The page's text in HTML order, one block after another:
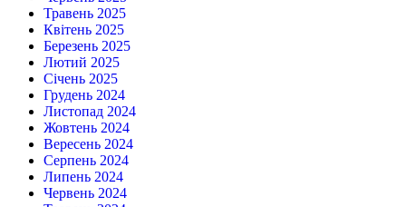
Травень 2025
Квітень 2025
Березень 2025
Лютий 2025
Січень 2025
Грудень 2024
Листопад 2024
Жовтень 2024
Вересень 2024
Серпень 2024
Липень 2024
Червень 2024